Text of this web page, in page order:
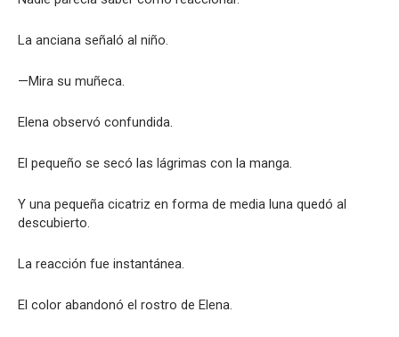
La anciana señaló al niño.
—Mira su muñeca.
Elena observó confundida.
El pequeño se secó las lágrimas con la manga.
Y una pequeña cicatriz en forma de media luna quedó al
descubierto.
La reacción fue instantánea.
El color abandonó el rostro de Elena.